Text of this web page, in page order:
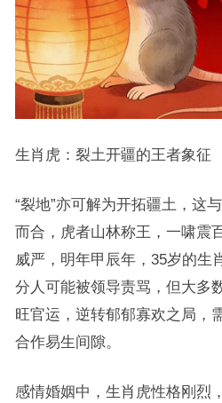
生肖虎：裂土开疆的王者象征
“裂地”亦可解为开拓疆土，这
而合，虎者山林称王，一啸震
威严，明年甲辰年，35岁的生
分人可能被领导责骂，但大多
旺官运，逆转郁郁寡欢之局，
合作易生间隙。
感情婚姻中，生肖虎性格刚烈